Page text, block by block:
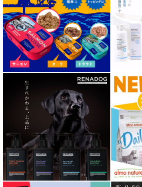
泌尿器ケア対応 フード for DOG
胃腸ケア対応 フード for DOG
口腔内・喉ケア対応商品 犬用
心臓ケア対応ドッグフード
皮膚・被毛ケア対応 フード for DOG
低脂肪 ドライフード for DOG